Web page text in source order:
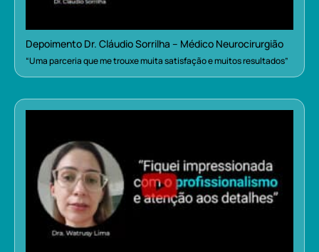
Depoimento Dr. Cláudio Sorrilha – Médico Neurocirurgião
“Uma parceria que me trouxe muita satisfação e muitos resultados”